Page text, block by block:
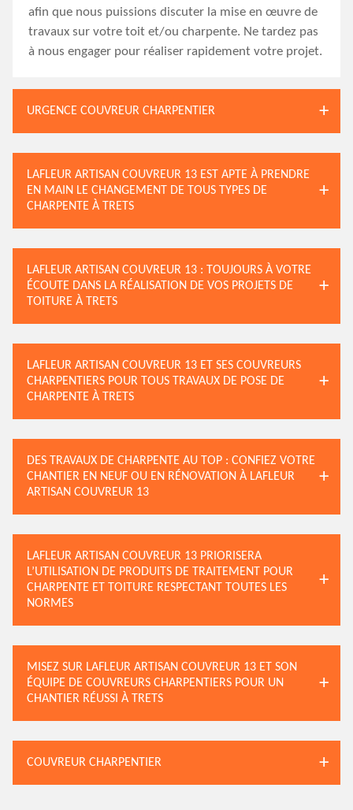
afin que nous puissions discuter la mise en œuvre de
travaux sur votre toit et/ou charpente. Ne tardez pas
à nous engager pour réaliser rapidement votre projet.
URGENCE COUVREUR CHARPENTIER
LAFLEUR ARTISAN COUVREUR 13 EST APTE À PRENDRE
EN MAIN LE CHANGEMENT DE TOUS TYPES DE
CHARPENTE À TRETS
LAFLEUR ARTISAN COUVREUR 13 : TOUJOURS À VOTRE
ÉCOUTE DANS LA RÉALISATION DE VOS PROJETS DE
TOITURE À TRETS
LAFLEUR ARTISAN COUVREUR 13 ET SES COUVREURS
CHARPENTIERS POUR TOUS TRAVAUX DE POSE DE
CHARPENTE À TRETS
DES TRAVAUX DE CHARPENTE AU TOP : CONFIEZ VOTRE
CHANTIER EN NEUF OU EN RÉNOVATION À LAFLEUR
ARTISAN COUVREUR 13
LAFLEUR ARTISAN COUVREUR 13 PRIORISERA
L’UTILISATION DE PRODUITS DE TRAITEMENT POUR
CHARPENTE ET TOITURE RESPECTANT TOUTES LES
NORMES
MISEZ SUR LAFLEUR ARTISAN COUVREUR 13 ET SON
ÉQUIPE DE COUVREURS CHARPENTIERS POUR UN
CHANTIER RÉUSSI À TRETS
COUVREUR CHARPENTIER